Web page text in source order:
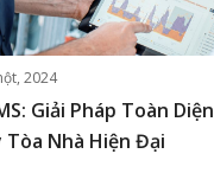
2024
Giải Pháp Toàn Diện
Tòa Nhà Hiện Đại